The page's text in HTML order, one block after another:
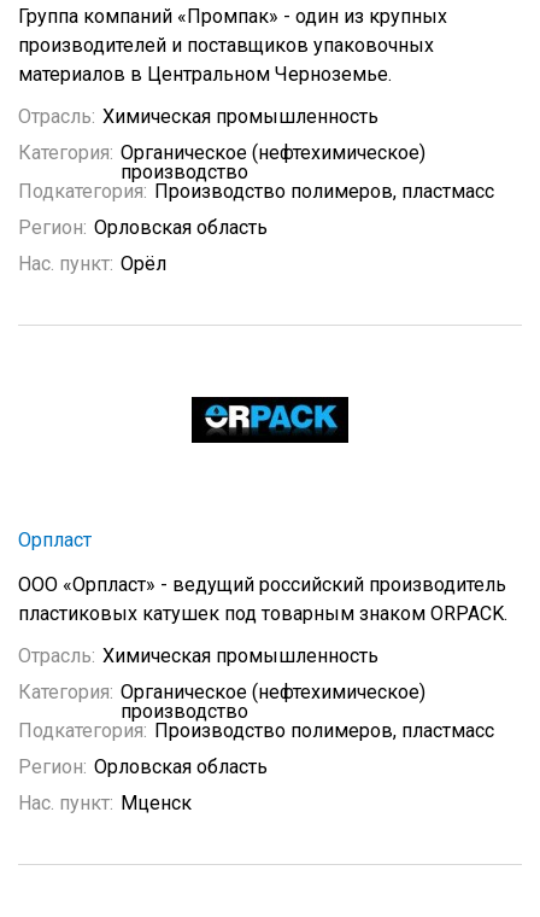
Группа компаний «Промпак» - один из крупных
производителей и поставщиков упаковочных
материалов в Центральном Черноземье.
Отрасль: Химическая промышленность
Категория: Органическое (нефтехимическое)
производство
Подкатегория: Производство полимеров, пластмасс
Регион: Орловская область
Нас. пункт: Орёл
Орпласт
ООО «Орпласт» - ведущий российский производитель
пластиковых катушек под товарным знаком ORPACK.
Отрасль: Химическая промышленность
Категория: Органическое (нефтехимическое)
производство
Подкатегория: Производство полимеров, пластмасс
Регион: Орловская область
Нас. пункт: Мценск